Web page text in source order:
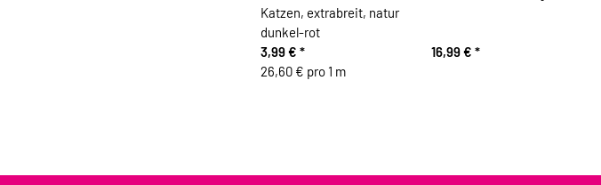
Katzen, extrabreit, natur
dunkel-rot
3,99 € *
26,60 € pro 1 m
16,99 € *